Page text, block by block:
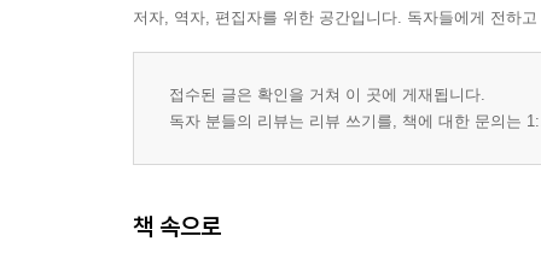
저자, 역자, 편집자를 위한 공간입니다. 독자들에게 전하
접수된 글은 확인을 거쳐 이 곳에 게재됩니다.
독자 분들의 리뷰는 리뷰 쓰기를, 책에 대한 문의는
책 속으로